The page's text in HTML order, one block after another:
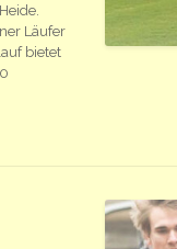
Läufer
bietet